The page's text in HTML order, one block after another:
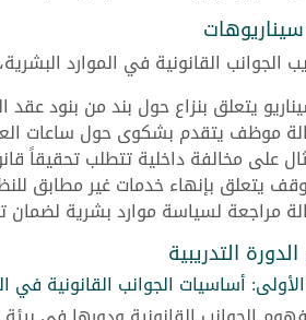
الجوانب القانونية في الموارد
يتعلق بنزاع حول بند من بنود عقد
موظف يتقدم بشكوى حول ساعات
على مخالفة داخلية تتطلب تحقيقاً
يتعلق بإنهاء خدمات غير مطابق
مراجعة لسياسة موارد بشرية لضمان
التدريبية
أساسيات الجوانب القانونية في